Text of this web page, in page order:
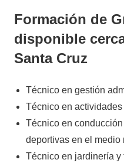
Formación de
disponible
Santa Cruz
Técnico en gestión
Técnico en
Técnico en
deportivas en el medio
Técnico en jardinería y